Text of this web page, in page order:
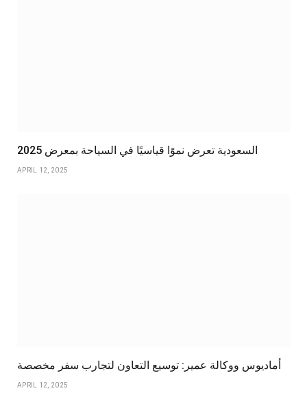
السعودية تعرض نموًا قياسيًا في السياحة بمعرض 2025
APRIL 12, 2025
أماديوس ووكالة عمير: توسيع التعاون لتجارب سفر مخصصة
APRIL 12, 2025